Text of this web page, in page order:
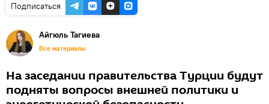
Подписаться
Айгюль Тагиева
Все материалы
На заседании правительства Турции будут
подняты вопросы внешней политики и